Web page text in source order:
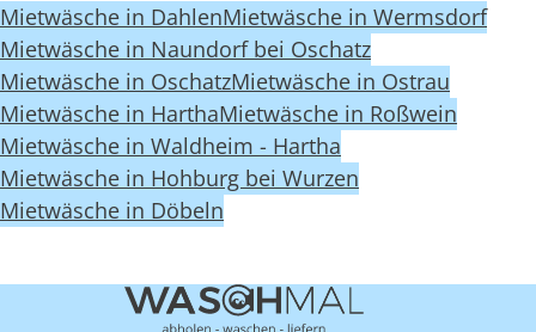
Mietwäsche in DahlenMietwäsche in Wermsdorf
Mietwäsche in Naundorf bei Oschatz
Mietwäsche in OschatzMietwäsche in Ostrau
Mietwäsche in HarthaMietwäsche in Roßwein
Mietwäsche in Waldheim - Hartha
Mietwäsche in Hohburg bei Wurzen
Mietwäsche in Döbeln